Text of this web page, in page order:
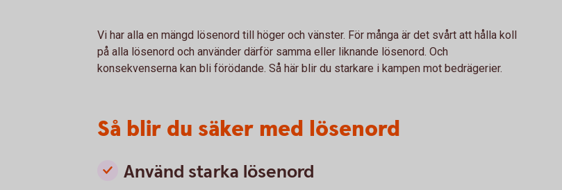
Vi har alla en mängd lösenord till höger och vänster. För många är det svårt att hålla koll
på alla lösenord och använder därför samma eller liknande lösenord. Och
konsekvenserna kan bli förödande. Så här blir du starkare i kampen mot bedrägerier.
Så blir du säker med lösenord
Använd starka lösenord